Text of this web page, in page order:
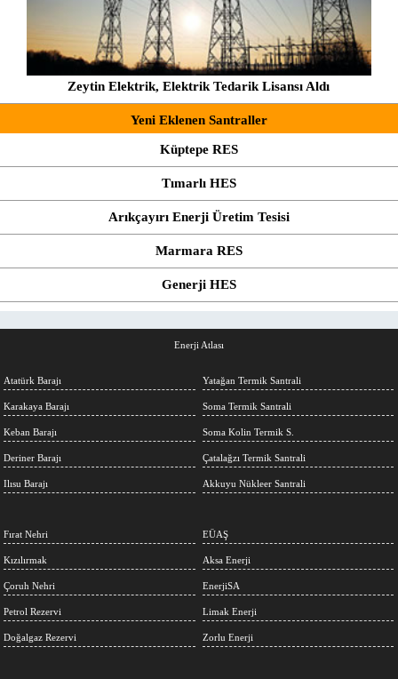
Zeytin Elektrik, Elektrik Tedarik Lisansı Aldı
Yeni Eklenen Santraller
Küptepe RES
Tımarlı HES
Arıkçayırı Enerji Üretim Tesisi
Marmara RES
Generji HES
Enerji Atlası
Atatürk Barajı
Karakaya Barajı
Keban Barajı
Deriner Barajı
Ilısu Barajı
Yatağan Termik Santrali
Soma Termik Santrali
Soma Kolin Termik S.
Çatalağzı Termik Santrali
Akkuyu Nükleer Santrali
Fırat Nehri
Kızılırmak
Çoruh Nehri
Petrol Rezervi
Doğalgaz Rezervi
EÜAŞ
Aksa Enerji
EnerjiSA
Limak Enerji
Zorlu Enerji